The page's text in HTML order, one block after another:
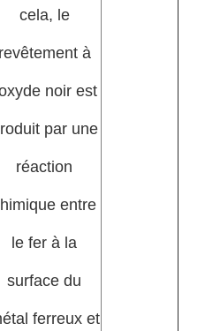
cela, le
revêtement à
noir est
par une
réaction
entre
le fer à la
surface du
ferreux et